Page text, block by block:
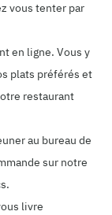
vous tenter par
en ligne. Vous y
plats préférés et
restaurant
au bureau de
sur notre
livre